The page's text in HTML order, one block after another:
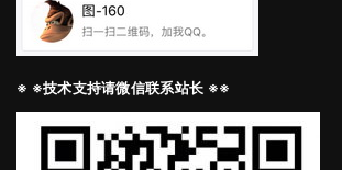
※ ※技术支持请微信联系站长 ※※